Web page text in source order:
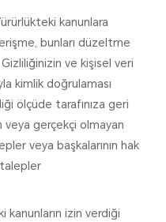
kanunlara
bunları düzeltme
Gizliliğinizin ve kişisel veri
kimlik doğrulaması
ölçüde tarafınıza geri
veya gerçekçi olmayan
veya başkalarının hak
talepler
kanunların izin verdiği